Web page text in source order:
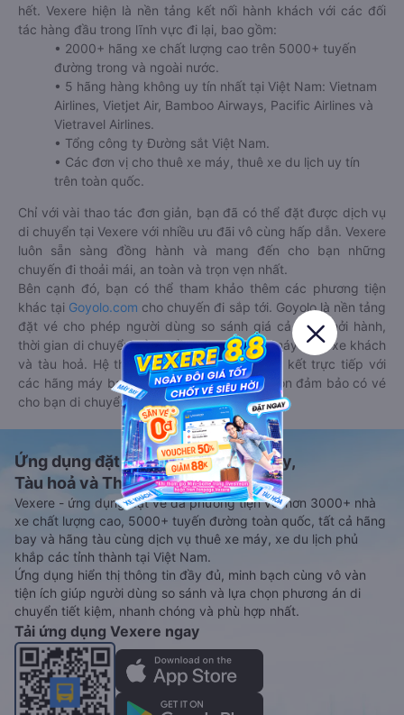
hết. Vexere hiện là nền tảng kết nối hành khách với các đối
tác hàng đầu trong lĩnh vực đi lại, bao gồm:
• 2000+ hãng xe chất lượng cao trên 5000+ tuyến
đường trong và ngoài nước.
• 5 hãng hàng không uy tín nhất tại Việt Nam: Vietnam
Airlines, Vietjet Air, Bamboo Airways, Pacific Airlines và
Vietravel Airlines.
• Tổng công ty Đường sắt Việt Nam.
• Các đơn vị cho thuê xe máy, thuê xe du lịch uy tín
trên toàn quốc.
Chỉ với vài thao tác đơn giản, bạn đã có thể đặt được dịch vụ
di chuyển tại Vexere với nhiều ưu đãi vô cùng hấp dẫn. Vexere
luôn sẵn sàng đồng hành và mang đến cho bạn những
chuyến đi thoải mái, an toàn và trọn vẹn nhất.
Bên cạnh đó, bạn có thể tham khảo thêm các phương tiện
khác tại Goyolo.com cho chuyến đi sắp tới. Goyolo là nền tảng
đặt vé cho phép người dùng so sánh giá cả, giờ khởi hành,
thời gian di chuyển của nhiều phương tiện máy bay, xe khách
và tàu hoả. Hệ thống của Goyolo được liên kết trực tiếp với
các hãng máy bay, xe khách và tàu hoả, luôn đảm bảo có vé
cho bạn di chuyển.
Ứng dụng đặt vé Xe khách, Máy bay,
Tàu hoả và Thuê xe
Vexere - ứng dụng đặt vé đa phương tiện với hơn 3000+ nhà
xe chất lượng cao, 5000+ tuyến đường toàn quốc, tất cả hãng
bay và hãng tàu cùng dịch vụ thuê xe máy, xe du lịch phủ
khắp các tỉnh thành tại Việt Nam.
Ứng dụng hiển thị thông tin đầy đủ, minh bạch cùng vô vàn
tiện ích giúp người dùng so sánh và lựa chọn phương án di
chuyển tiết kiệm, nhanh chóng và phù hợp nhất.
Tải ứng dụng Vexere ngay